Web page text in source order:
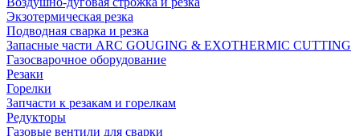
Экзотермическая резка
Подводная сварка и резка
Запасные части ARC GOUGING & EXOTHERMIC CUTTING
Газосварочное оборудование
Резаки
Горелки
Запчасти к резакам и горелкам
Редукторы
Газовые вентили для сварки